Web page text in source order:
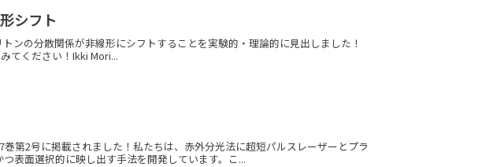
シフト
ンの分散関係が非線形にシフトすることを実験的・理論的に見出しました！
てください！Ikki Mori...
第2号に掲載されました！私たちは、赤外分光法に超短パルスレーザーとプラ
表面選択的に映し出す手法を開発しています。こ...